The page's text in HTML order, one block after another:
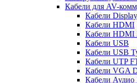
Кабели для AV-
Кабели
Кабели HDMI
Кабели HDMI
Кабели USB
Кабели USB
Кабели UTP
Кабели VGA
Кабели